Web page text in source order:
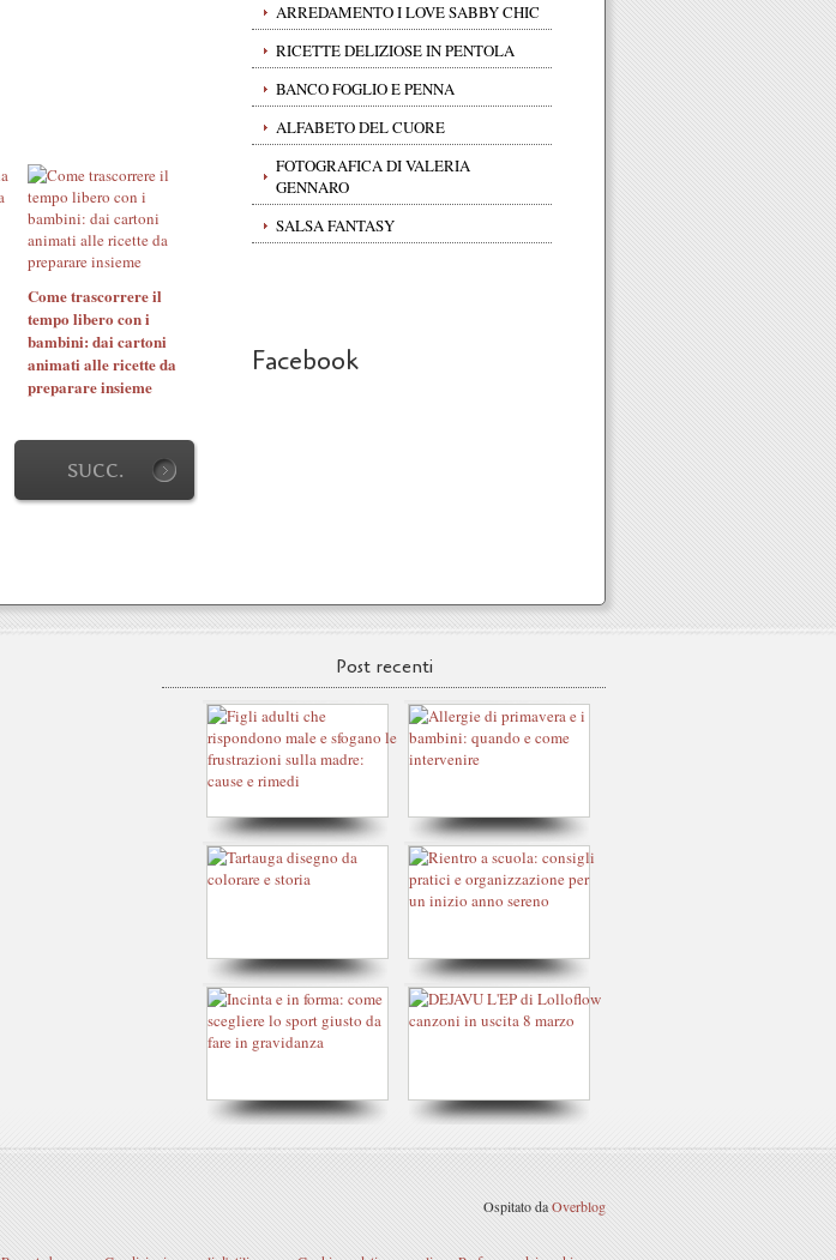
Come trascorrere il
tempo libero con i
bambini: dai cartoni
animati alle ricette da
preparare insieme
SUCC.
ARREDAMENTO I LOVE SABBY CHIC
RICETTE DELIZIOSE IN PENTOLA
BANCO FOGLIO E PENNA
ALFABETO DEL CUORE
FOTOGRAFICA DI VALERIA
GENNARO
SALSA FANTASY
Facebook
Post recenti
Ospitato daOverblog